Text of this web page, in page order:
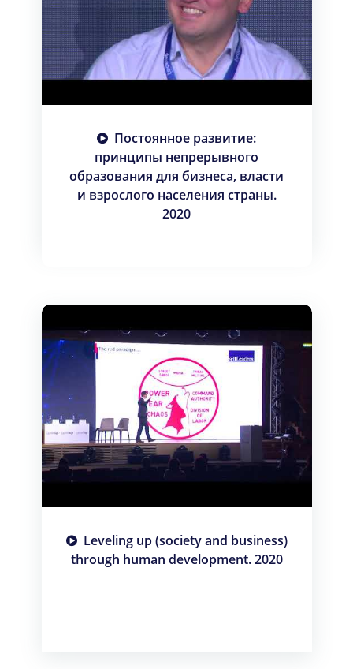
Постоянное развитие:
принципы непрерывного
образования для бизнеса, власти
и взрослого населения страны.
2020
Leveling up (society and business)
through human development. 2020